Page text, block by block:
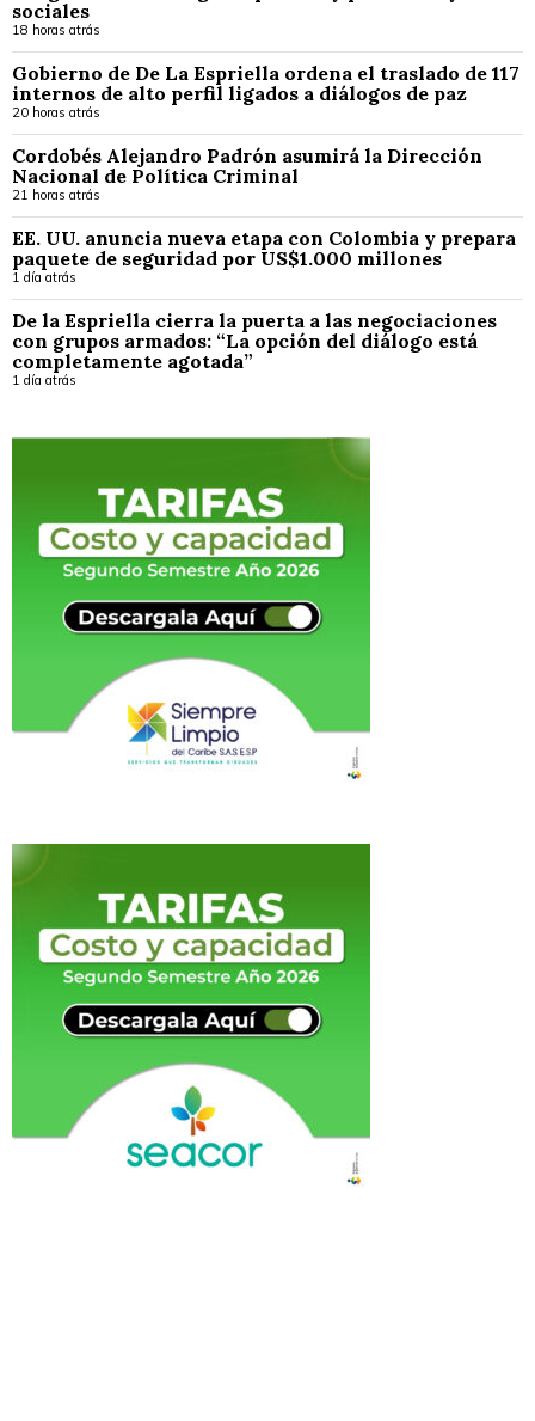
sociales
18 horas atrás
Gobierno de De La Espriella ordena el traslado de 117
internos de alto perfil ligados a diálogos de paz
20 horas atrás
Cordobés Alejandro Padrón asumirá la Dirección
Nacional de Política Criminal
21 horas atrás
EE. UU. anuncia nueva etapa con Colombia y prepara
paquete de seguridad por US$1.000 millones
1 día atrás
De la Espriella cierra la puerta a las negociaciones
con grupos armados: “La opción del diálogo está
completamente agotada”
1 día atrás